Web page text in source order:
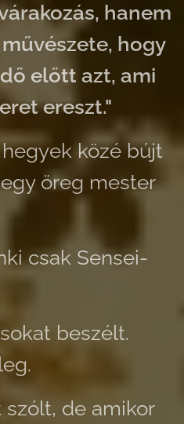
hanem
hogy
előtt azt, ami
ereszt."
közé bújt
öreg mester
csak Sensei-
beszélt.
szólt, de amikor